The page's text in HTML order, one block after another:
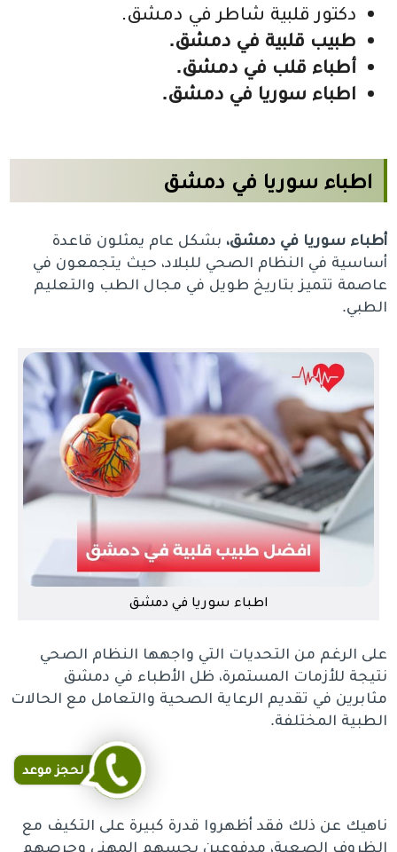
دكتور قلبية شاطر في دمشق.
طبيب قلبية في دمشق.
أطباء قلب في دمشق.
اطباء سوريا في دمشق.
اطباء سوريا في دمشق
أطباء سوريا في دمشق، بشكل عام يمثلون قاعدة
أساسية في النظام الصحي للبلاد، حيث يتجمعون في
عاصمة تتميز بتاريخ طويل في مجال الطب والتعليم
الطبي.
اطباء سوريا في دمشق
على الرغم من التحديات التي واجهها النظام الصحي
نتيجة للأزمات المستمرة، ظل الأطباء في دمشق
مثابرين في تقديم الرعاية الصحية والتعامل مع الحالات
الطبية المختلفة.
ناهيك عن ذلك فقد أظهروا قدرة كبيرة على التكيف مع
الظروف الصعبة، مدفوعين بحسهم المهني وحرصهم
لحجز موعد